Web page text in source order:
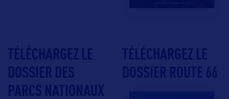
TÉLÉCHARGEZ LE
DOSSIER DES
PARCS NATIONAUX
TÉLÉCHARGEZ LE
DOSSIER ROUTE 66